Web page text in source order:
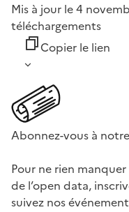
Mis à jour le 4
téléchargements
Copier le lien
Abonnez-vous à
Pour ne rien
de l’open data,
suivez nos